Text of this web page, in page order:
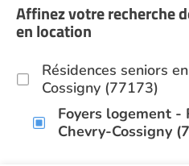
Affinez votre recherche
en location
Résidences seniors
Cossigny (77173)
Foyers logement -
Chevry-Cossigny